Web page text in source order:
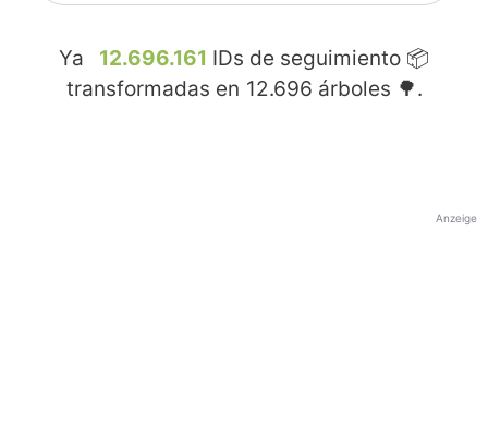
Ya 12.696.161 IDs de seguimiento 📦
transformadas en 12.696 árboles 🌳.
Anzeige